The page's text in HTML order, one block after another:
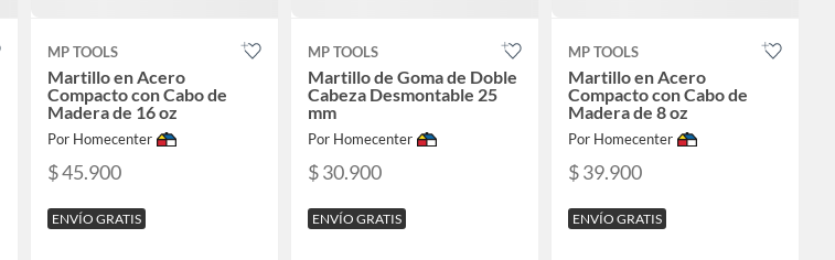
MP TOOLS
Martillo en Acero
Compacto con Cabo de
Madera de 16 oz
Por Homecenter
$ 45.900
ENVÍO GRATIS
MP TOOLS
Martillo de Goma de Doble
Cabeza Desmontable 25
mm
Por Homecenter
$ 30.900
ENVÍO GRATIS
MP TOOLS
Martillo en Acero
Compacto con Cabo de
Madera de 8 oz
Por Homecenter
$ 39.900
ENVÍO GRATIS